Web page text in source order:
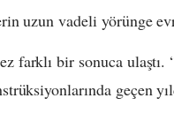
uzun vadeli yörünge
farklı bir sonuca
geçen